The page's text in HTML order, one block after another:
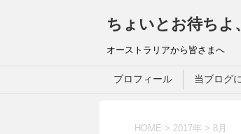
ちょいとお待ちよ
オーストラリアから皆さまへ
プロフィール 当ブログ
HOME > 2017年 > 8月